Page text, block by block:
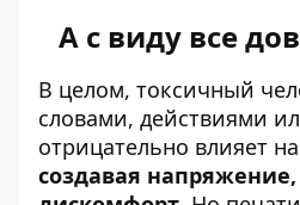
А с виду все
В целом, токсичный
словами, действиями
отрицательно влияет
создавая напряжение,